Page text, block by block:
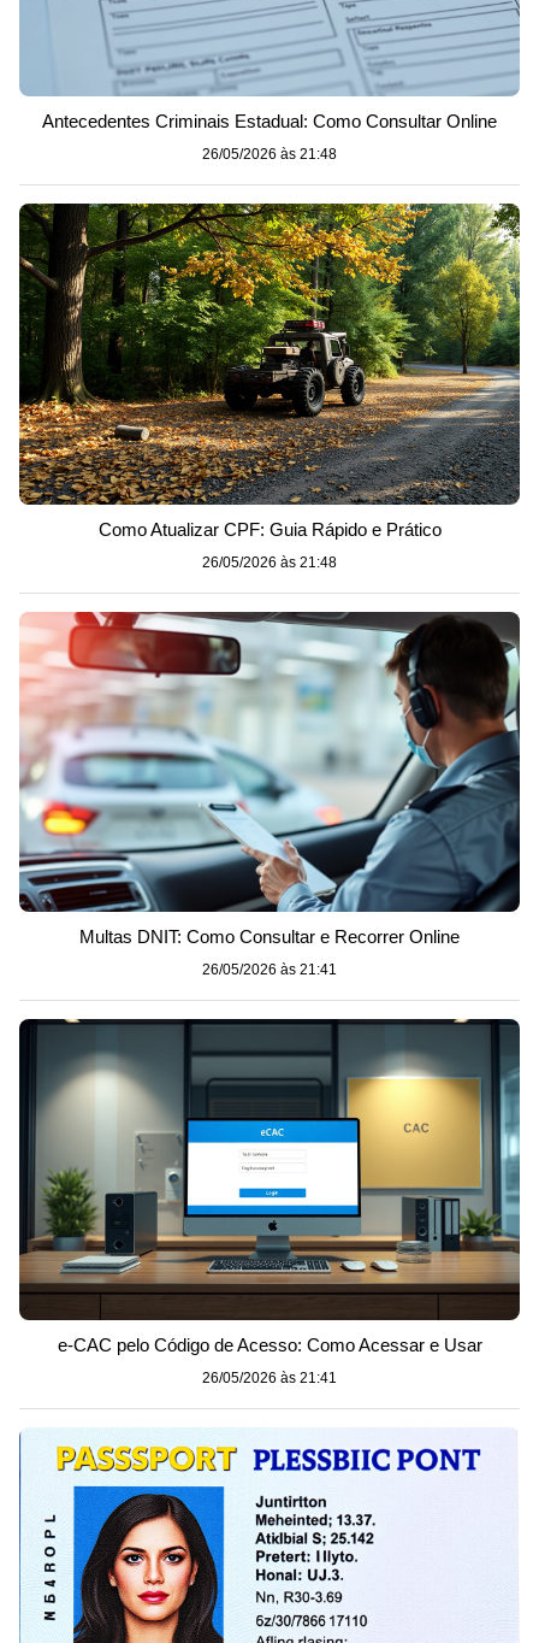
Antecedentes Criminais Estadual: Como Consultar Online
26/05/2026 às 21:48
Como Atualizar CPF: Guia Rápido e Prático
26/05/2026 às 21:48
Multas DNIT: Como Consultar e Recorrer Online
26/05/2026 às 21:41
e-CAC pelo Código de Acesso: Como Acessar e Usar
26/05/2026 às 21:41